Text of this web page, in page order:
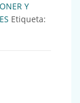
Y
Etiqueta: